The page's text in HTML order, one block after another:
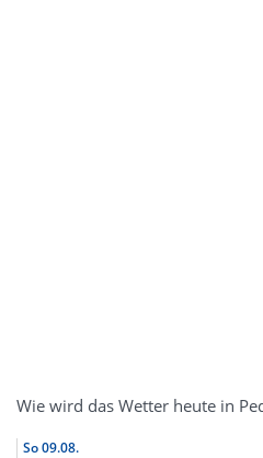
Wie wird das Wetter heute in
So09.08.